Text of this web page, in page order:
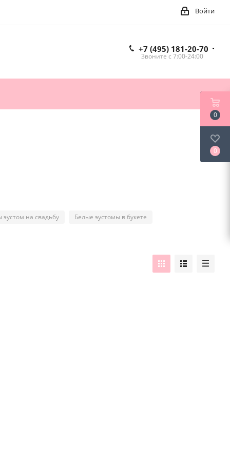
Войти
+7 (495) 181-20-70
Звоните c 7:00-24:00
эустом на свадьбу Белые эустомы в букете
0
0